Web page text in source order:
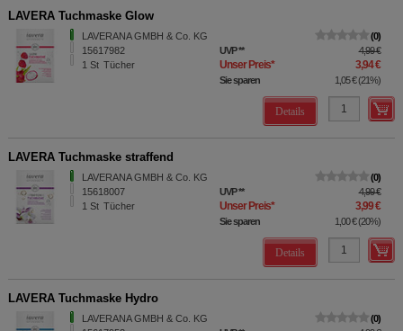
LAVERA Tuchmaske Glow
LAVERANA GMBH & Co. KG
15617982
1 St Tücher
0
UVP** 4,99 €
Unser Preis* 3,94 €
Sie sparen 1,05 €(21%)
Details
LAVERA Tuchmaske straffend
LAVERANA GMBH & Co. KG
15618007
1 St Tücher
0
UVP** 4,99 €
Unser Preis* 3,99 €
Sie sparen 1,00 €(20%)
Details
LAVERA Tuchmaske Hydro
LAVERANA GMBH & Co. KG
0